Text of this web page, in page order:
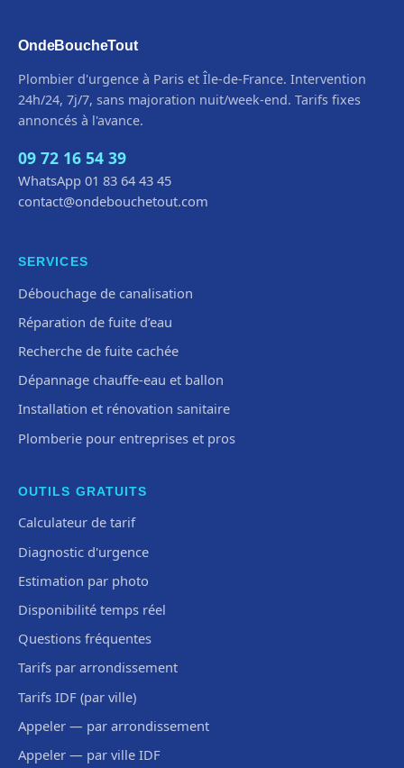
OndeBoucheTout
Plombier d'urgence à Paris et Île-de-France. Intervention
24h/24, 7j/7, sans majoration nuit/week-end. Tarifs fixes
annoncés à l'avance.
09 72 16 54 39
WhatsApp 01 83 64 43 45
contact@ondebouchetout.com
SERVICES
Débouchage de canalisation
Réparation de fuite d’eau
Recherche de fuite cachée
Dépannage chauffe-eau et ballon
Installation et rénovation sanitaire
Plomberie pour entreprises et pros
OUTILS GRATUITS
Calculateur de tarif
Diagnostic d'urgence
Estimation par photo
Disponibilité temps réel
Questions fréquentes
Tarifs par arrondissement
Tarifs IDF (par ville)
Appeler — par arrondissement
Appeler — par ville IDF